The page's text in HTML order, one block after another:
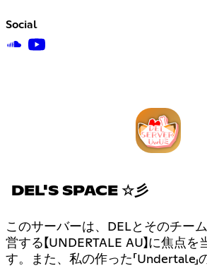
Social
DEL'S SPACE ☆彡
このサーバーは、DELとそのチー
営する【UNDERTALE AU】に焦点
す。また、私の作った「Undertale